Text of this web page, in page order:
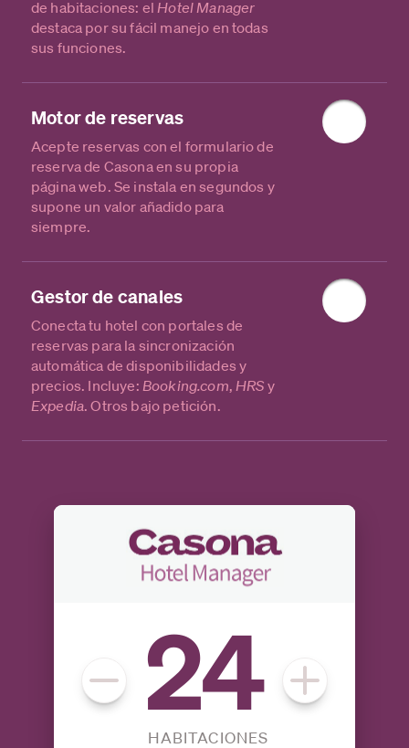
de habitaciones: elHotel Manager
destaca por su fácil manejo en todas
sus funciones.
Motor de reservas
Acepte reservas con el formulario de
reserva de Casona en su propia
página web. Se instala en segundos y
supone un valor añadido para
siempre.
Gestor de canales
Conecta tu hotel con portales de
reservas para la sincronización
automática de disponibilidades y
precios. Incluye: Booking.com,HRS y
Expedia. Otros bajo petición.
HABITACIONES